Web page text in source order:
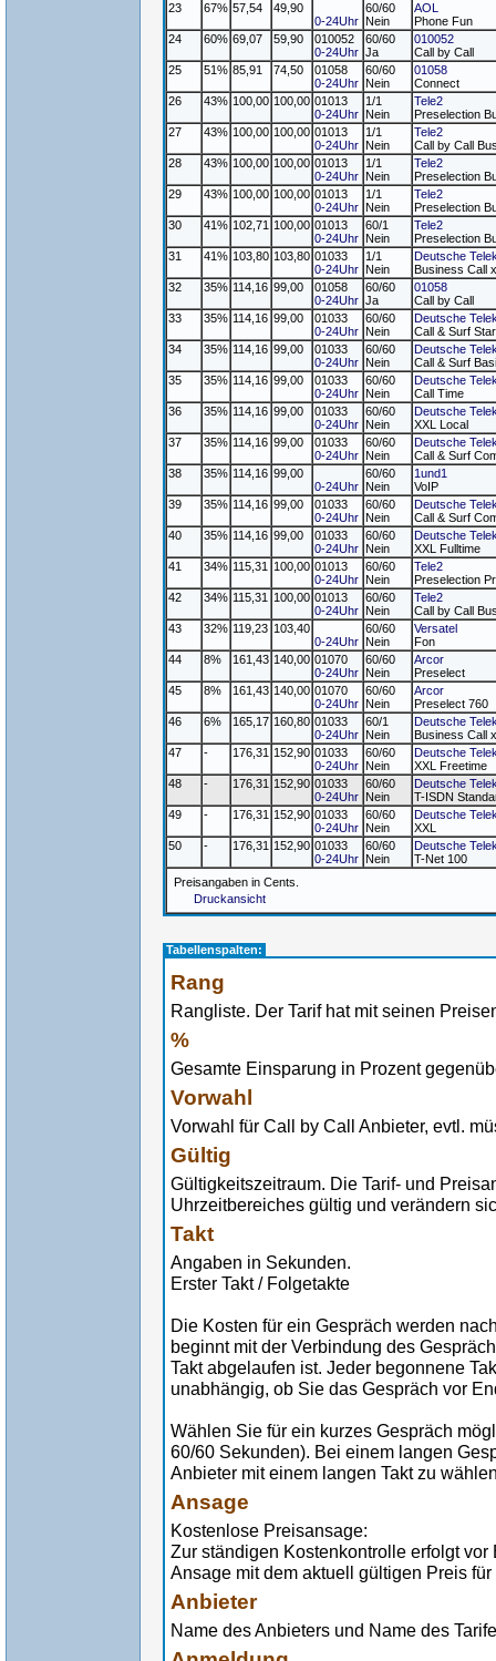
23
67% 57,54
49,90
0-24Uhr
60/60
Nein
AOL
Phone Fun
24
60% 69,07 59,90
010052
0-24Uhr
60/60
Ja
010052
Call by Call
25
51% 85,91 74,50
01058
0-24Uhr
60/60
Nein
01058
Connect
26
43% 100,00 100,00 01013
0-24Uhr
1/1
Nein
Tele2
Preselection
27
43% 100,00 100,00 01013
0-24Uhr
1/1
Nein
Tele2
Call by Call
28
43% 100,00 100,00 01013
0-24Uhr
1/1
Nein
Tele2
Preselection
29
43% 100,00 100,00 01013
0-24Uhr
1/1
Nein
Tele2
Preselection
30
41% 102,71 100,00 01013
0-24Uhr
60/1
Nein
Tele2
Preselection
31
41% 103,80 103,80 01033
0-24Uhr
1/1
Nein
Deutsche
Business Call
32
35% 114,16 99,00
01058
0-24Uhr
60/60
Ja
01058
Call by Call
33
35% 114,16 99,00
01033
0-24Uhr
60/60
Nein
Deutsche
Call & Surf
34
35% 114,16 99,00
01033
0-24Uhr
60/60
Nein
Deutsche
Call & Surf
35
35% 114,16 99,00
01033
0-24Uhr
60/60
Nein
Deutsche
Call Time
36
35% 114,16 99,00
01033
0-24Uhr
60/60
Nein
Deutsche
XXL Local
37
35% 114,16 99,00
01033
0-24Uhr
60/60
Nein
Deutsche
Call & Surf
38
35% 114,16 99,00
0-24Uhr
60/60
Nein
1und1
VoIP
39
35% 114,16 99,00
01033
0-24Uhr
60/60
Nein
Deutsche
Call & Surf
40
35% 114,16 99,00
01033
0-24Uhr
60/60
Nein
Deutsche
XXL Fulltime
41
34% 115,31 100,00 01013
0-24Uhr
60/60
Nein
Tele2
Preselection
42
34% 115,31 100,00 01013
0-24Uhr
60/60
Nein
Tele2
Call by Call
43
32% 119,23 103,40
0-24Uhr
60/60
Nein
Versatel
Fon
44
8% 161,43 140,00 01070
0-24Uhr
60/60
Nein
Arcor
Preselect
45
8% 161,43 140,00 01070
0-24Uhr
60/60
Nein
Arcor
Preselect 760
46
6% 165,17 160,80 01033
0-24Uhr
60/1
Nein
Deutsche
Business Call
47
- 176,31 152,90 01033
0-24Uhr
60/60
Nein
Deutsche
XXL Freetime
48
- 176,31 152,90 01033
0-24Uhr
60/60
Nein
Deutsche
T-ISDN
49
- 176,31 152,90 01033
0-24Uhr
60/60
Nein
Deutsche
XXL
50
- 176,31 152,90 01033
0-24Uhr
60/60
Nein
Deutsche
T-Net 100
Preisangaben in Cents.
Druckansicht
Tabellenspalten:
Rang
Rangliste. Der Tarif hat mit seinen
%
Gesamte Einsparung in Prozent
Vorwahl
Vorwahl für Call by Call Anbieter, evtl.
Gültig
Gültigkeitszeitraum. Die Tarif- und
Uhrzeitbereiches gültig und verändern
Takt
Angaben in Sekunden.
Erster Takt / Folgetakte
Die Kosten für ein Gespräch werden
beginnt mit der Verbindung des
Takt abgelaufen ist. Jeder begonnene
unabhängig, ob Sie das Gespräch vor
Wählen Sie für ein kurzes Gespräch
60/60 Sekunden). Bei einem langen
Anbieter mit einem langen Takt zu
Ansage
Kostenlose Preisansage:
Zur ständigen Kostenkontrolle erfolgt
Ansage mit dem aktuell gültigen Preis
Anbieter
Name des Anbieters und Name des